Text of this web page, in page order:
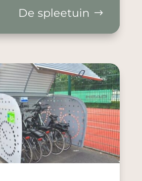
De spleetuin